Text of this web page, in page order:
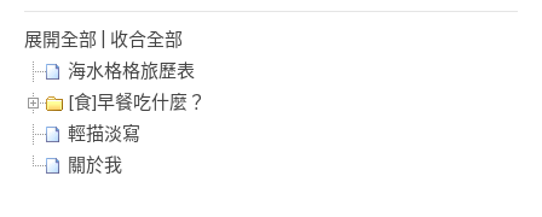
展開全部
收合全部
海水格格旅歷表
[食]早餐吃什麼？
輕描淡寫
關於我